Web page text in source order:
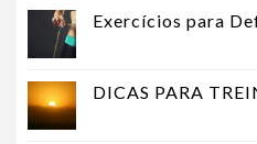
Exercícios para
DICAS PARA